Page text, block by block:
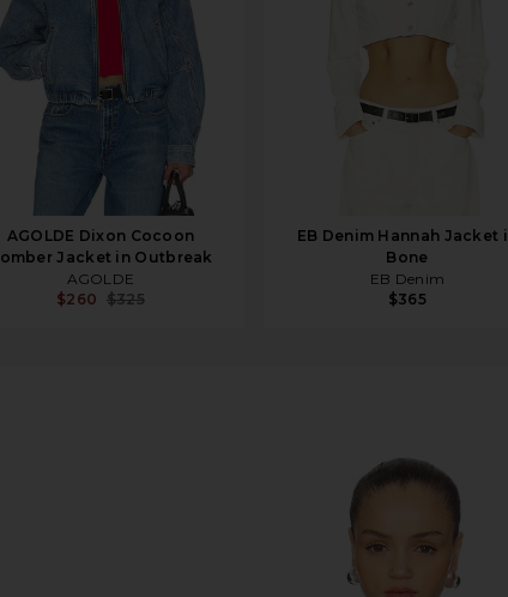
AGOLDE Dixon Cocoon
Jacket in Outbreak
AGOLDE
$260 $325
EB Denim Hannah Jacket
Bone
EB Denim
$365
in Infinity